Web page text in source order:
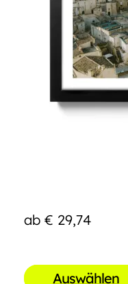
ab € 29,74
Auswählen